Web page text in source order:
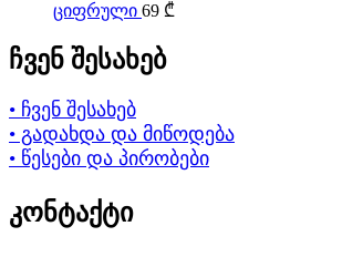
ციფრული 69 ₾
ჩვენ შესახებ
• ჩვენ შესახებ
• გადახდა და მიწოდება
• წესები და პირობები
კონტაქტი